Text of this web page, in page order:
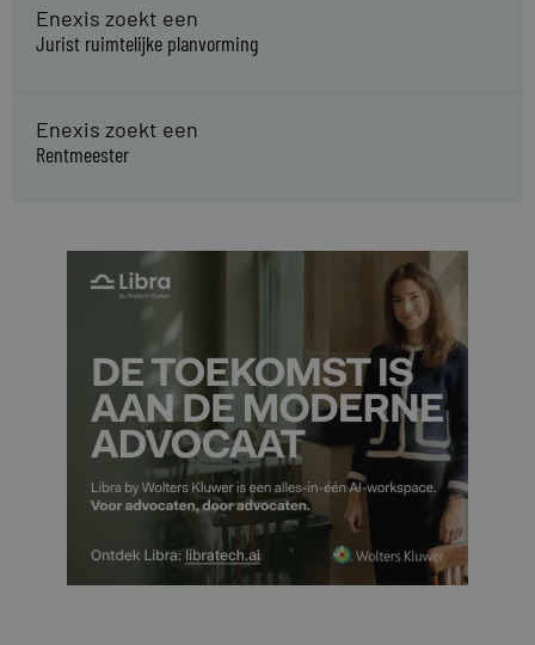
Enexis zoekt een
Jurist ruimtelijke planvorming
Enexis zoekt een
Rentmeester